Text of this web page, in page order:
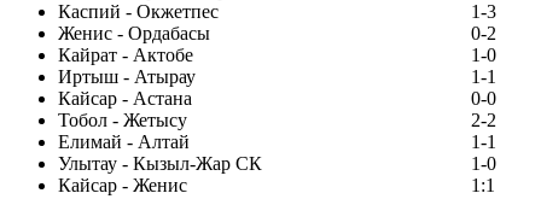
Каспий - Окжетпес
1-3
Женис - Ордабасы
0-2
Кайрат - Актобе
1-0
Иртыш - Атырау
1-1
Кайсар - Астана
0-0
Тобол - Жетысу
2-2
Елимай - Алтай
1-1
Улытау - Кызыл-Жар СК
1-0
Кайсар - Женис
1:1